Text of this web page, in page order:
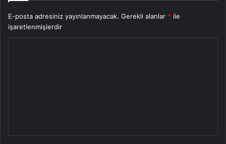
E-posta adresiniz yayınlanmayacak. Gerekli alanlar * ile
işaretlenmişlerdir